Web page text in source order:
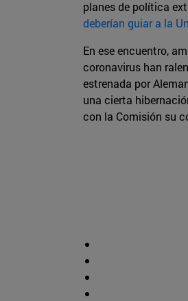
planes de política
deberían guiar a la
En ese encuentro,
coronavirus han
estrenada por
una cierta
con la Comisión su